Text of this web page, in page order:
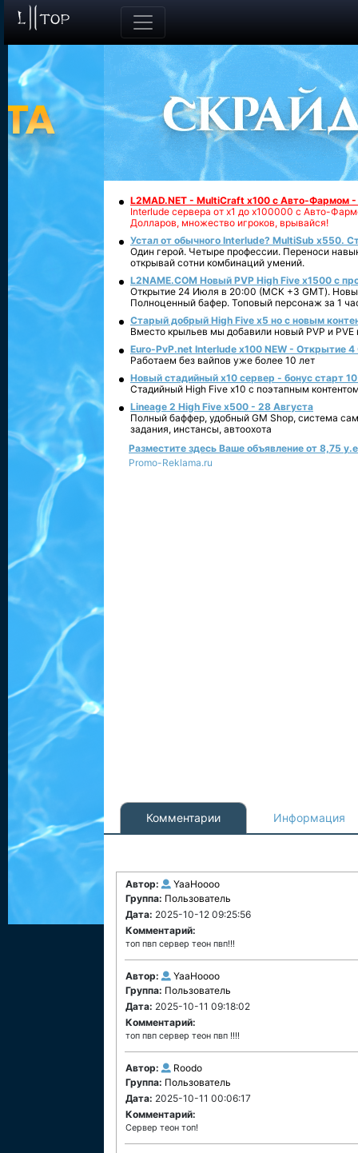
L2MAD.NET - MultiCraft x100 с Авто-Фармом
Interlude сервера от х1 до х100000 с Авто-
Долларов, множество игроков, врывайся!
Устал от обычного Interlude? MultiSub x550.
Один герой. Четыре профессии. Переноси
открывай сотни комбинаций умений.
L2NAME.COM Новый PVP High Five x1500 с
Открытие 24 Июля в 20:00 (МСК +3 GMT).
Полноценный бафер. Топовый персонаж за 1
Старый добрый High Five x5 но с новым
Вместо крыльев мы добавили новый PVP и PVE
Euro-PvP.net Interlude х100 NEW - Открытие 4
Работаем без вайпов уже более 10 лет
Новый стадийный х10 сервер - бонус старт
Стадийный High Five x10 с поэтапным
Lineage 2 High Five x500 - 28 Августа
Полный баффер, удобный GM Shop, система
задания, инстансы, автоохота
Разместите здесь Ваше объявление от 8,75
Promo-Reklama.ru
Комментарии Информация
Автор:
YaaHoooo
Группа: Пользователь
Дата: 2025-10-12 09:25:56
Комментарий:
топ пвп сервер теон пвп!!!
Автор:
YaaHoooo
Группа: Пользователь
Дата: 2025-10-11 09:18:02
Комментарий:
топ пвп сервер теон пвп !!!!
Автор:
Roodo
Группа: Пользователь
Дата: 2025-10-11 00:06:17
Комментарий:
Сервер теон топ!